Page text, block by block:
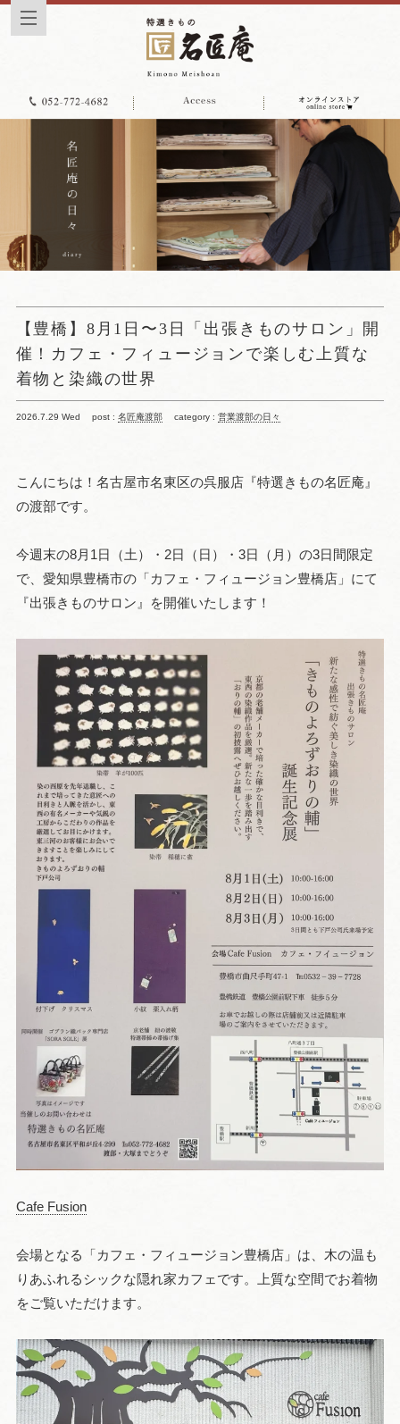
【豊橋】8月1日〜3日「出張きものサロン」開
催！カフェ・フィュージョンで楽しむ上質な
着物と染織の世界
2026.7.29 Wed post : 名匠庵渡部 category : 営業渡部の日々
こんにちは！名古屋市名東区の呉服店『特選きもの名匠庵』
の渡部です。
今週末の8月1日（土）・2日（日）・3日（月）の3日間限定
で、愛知県豊橋市の「カフェ・フィュージョン豊橋店」にて
『出張きものサロン』を開催いたします！
Cafe Fusion
会場となる「カフェ・フィュージョン豊橋店」は、木の温も
りあふれるシックな隠れ家カフェです。上質な空間でお着物
をご覧いただけます。